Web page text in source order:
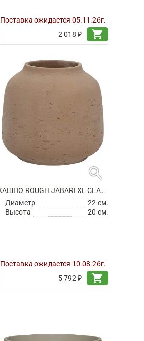
Поставка ожидается 05.11.26г.
2 018 ₽
shopping_cart
search
КАШПО ROUGH JABARI XL CLAY WASHED
Диаметр
22 см.
Высота
20 см.
Поставка ожидается 10.08.26г.
5 792 ₽
shopping_cart